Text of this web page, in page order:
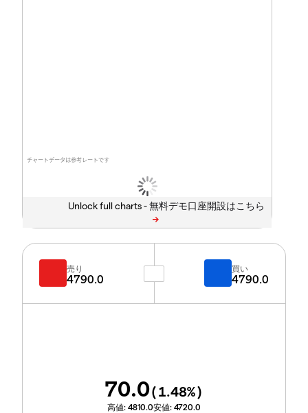
チャートデータは参考レートです
Unlock full charts -
売り
4790.0
買い
4790.0
70.0(1.48%)
高値: 4810.0安値: 4720.0